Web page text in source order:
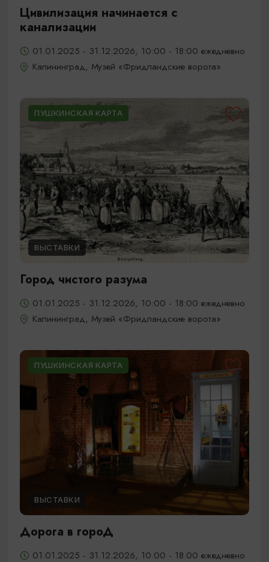
Цивилизация начинается с
канализации
01.01.2025 - 31.12.2026, 10:00 - 18:00 ежедневно
Калининград, Музей «Фридландские ворота»
ПУШКИНСКАЯ КАРТА
ВЫСТАВКИ
Город чистого разума
01.01.2025 - 31.12.2026, 10:00 - 18:00 ежедневно
Калининград, Музей «Фридландские ворота»
ПУШКИНСКАЯ КАРТА
ВЫСТАВКИ
Дорога в гороД
01.01.2025 - 31.12.2026, 10.00 - 18.00 ежедневно